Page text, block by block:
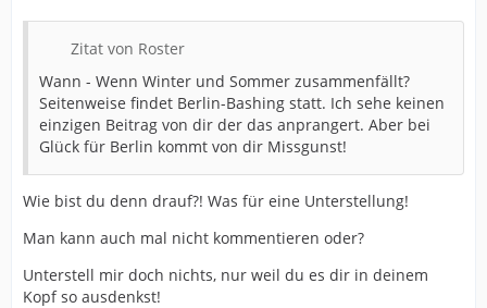
Zitat von Roster
Wann - Wenn Winter und Sommer zusammenfällt?
Seitenweise findet Berlin-Bashing statt. Ich sehe keinen
einzigen Beitrag von dir der das anprangert. Aber bei
Glück für Berlin kommt von dir Missgunst!
Wie bist du denn drauf?! Was für eine Unterstellung!
Man kann auch mal nicht kommentieren oder?
Unterstell mir doch nichts, nur weil du es dir in deinem
Kopf so ausdenkst!